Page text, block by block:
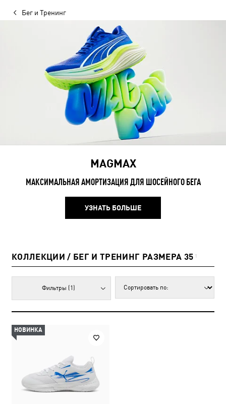
Бег и Тренинг
MAGMAX
МАКСИМАЛЬНАЯ АМОРТИЗАЦИЯ ДЛЯ ШОСЕЙНОГО БЕГА
УЗНАТЬ БОЛЬШЕ
КОЛЛЕКЦИИ / БЕГ И ТРЕНИНГ РАЗМЕРА 35 1
Фильтры (1)
НОВИНКА